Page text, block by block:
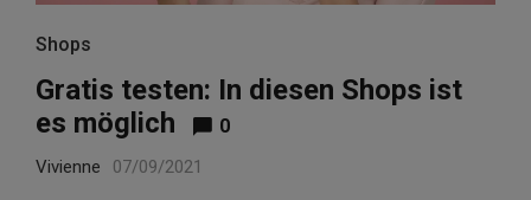
Shops
Gratis testen: In diesen Shops ist
es möglich
0
Vivienne 07/09/2021